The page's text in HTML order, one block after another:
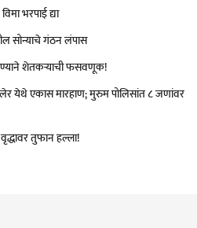
भरपाई द्या
सोन्याचे गंठन लंपास
शेतकऱ्याची फसवणूक!
येथे एकास मारहाण; मुरुम पोलिसांत ८ जणांवर
तुफान हल्ला!